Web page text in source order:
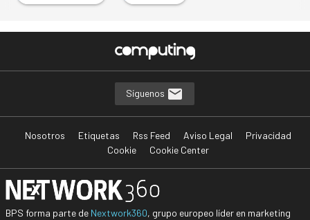
Síguenos
Nosotros Etiquetas Rss Feed Aviso Legal
Privacidad
Cookie
Cookie Center
BPS forma parte de Nextwork360, grupo europeo líder en marketing